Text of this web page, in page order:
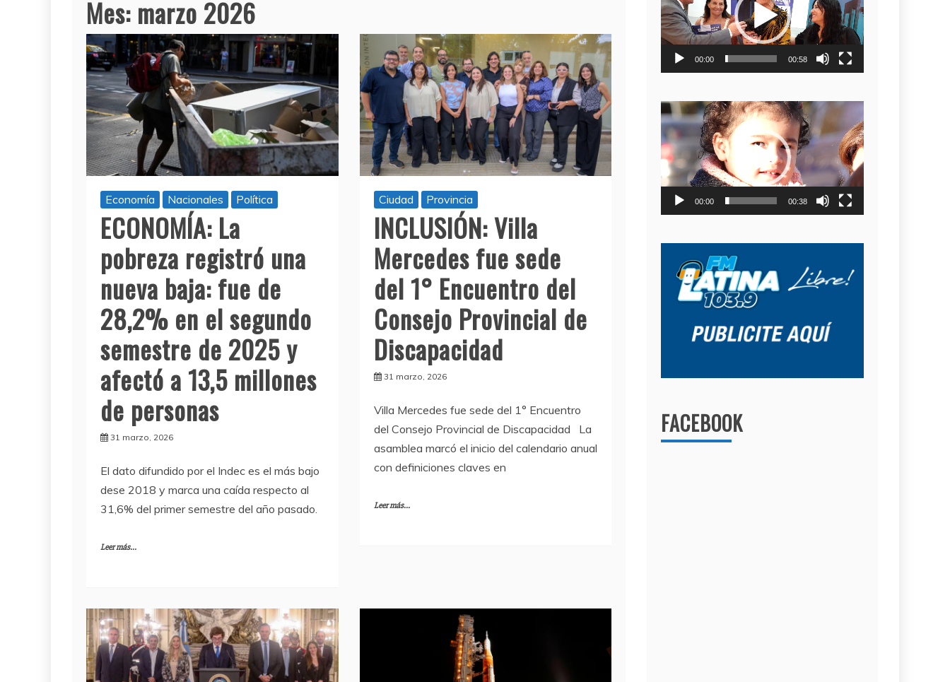
Mes: marzo 2026
Economía Nacionales Política
ECONOMÍA: La
pobreza registró una
nueva baja: fue de
28,2% en el segundo
semestre de 2025 y
afectó a 13,5 millones
de personas
31 marzo, 2026
El dato difundido por el Indec es el más bajo
dese 2018 y marca una caída respecto al
31,6% del primer semestre del año pasado.
Leer más...
Ciudad Provincia
INCLUSIÓN: Villa
Mercedes fue sede
del 1° Encuentro del
Consejo Provincial de
Discapacidad
31 marzo, 2026
Villa Mercedes fue sede del 1° Encuentro
del Consejo Provincial de Discapacidad La
asamblea marcó el inicio del calendario anual
con definiciones claves en
Leer más...
video
00:00 00:58
Reproductor
de
video
00:00 00:38
FACEBOOK